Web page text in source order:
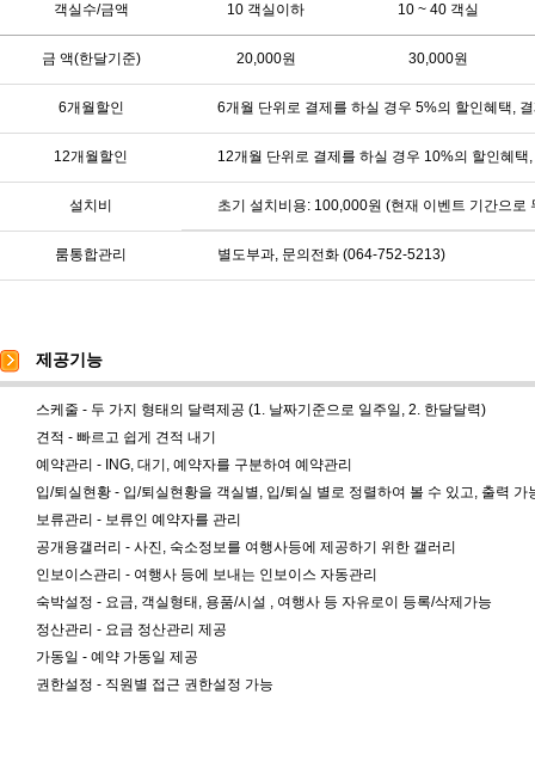
객실수/금액 10 객실이하 10 ~ 40 객실
금 액(한달기준) 20,000원 30,000원
6개월할인 6개월 단위로 결제를 하실 경우 5%의 할인혜택,
12개월할인 12개월 단위로 결제를 하실 경우 10%의 할인혜
설치비 초기 설치비용: 100,000원 (현재 이벤트 기간으로
룸통합관리 별도부과, 문의전화 (064-752-5213)
제공기능
스케줄 - 두 가지 형태의 달력제공 (1. 날짜기준으로 일주일, 2. 한달달력)
견적 - 빠르고 쉽게 견적 내기
예약관리 - ING, 대기, 예약자를 구분하여 예약관리
입/퇴실현황 - 입/퇴실현황을 객실별, 입/퇴실 별로 정렬하여 볼 수 있고, 출력 가
보류관리 - 보류인 예약자를 관리
공개용갤러리 - 사진, 숙소정보를 여행사등에 제공하기 위한 갤러리
인보이스관리 - 여행사 등에 보내는 인보이스 자동관리
숙박설정 - 요금, 객실형태, 용품/시설 , 여행사 등 자유로이 등록/삭제가능
정산관리 - 요금 정산관리 제공
가동일 - 예약 가동일 제공
권한설정 - 직원별 접근 권한설정 가능